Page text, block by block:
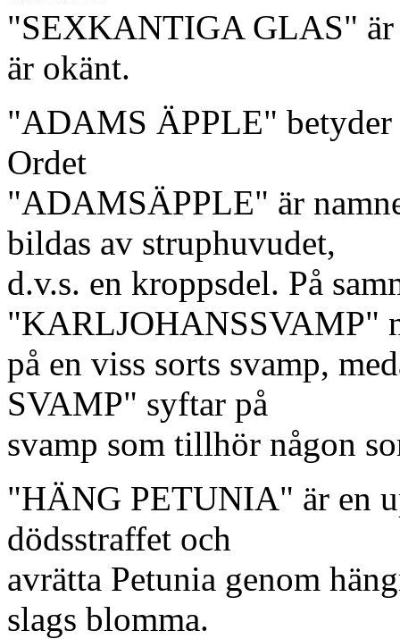
"SEXKANTIGA GLAS" är
är okänt.
"ADAMS ÄPPLE"
Ordet
"ADAMSÄPPLE" är
bildas av struphuvudet,
d.v.s. en kroppsdel. På
"KARLJOHANSSVAMP"
på en viss sorts svamp,
SVAMP" syftar på
svamp som tillhör någon
"HÄNG PETUNIA" är en
dödsstraffet och
avrätta Petunia genom
slags blomma.